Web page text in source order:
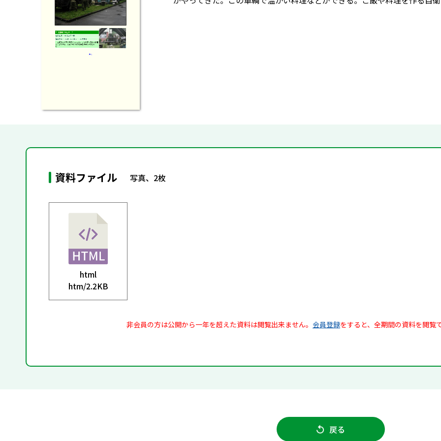
資料ファイル 写真、2枚
html
htm/2.2KB
非会員の方は公開から一年を超えた資料は閲覧出来ません。 会員登録をすると、全期間の資料を閲覧
戻る